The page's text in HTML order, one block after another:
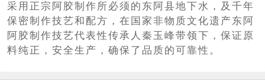
采用正宗阿胶制作所必须的东阿县地下水，及千年
保密制作技艺和配方，在国家非物质文化遗产东阿
阿胶制作技艺代表性传承人秦玉峰带领下，保证原
料纯正，安全生产，确保了品质的可靠性。